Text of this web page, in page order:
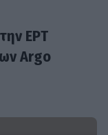
ΕΡΤ
Argo